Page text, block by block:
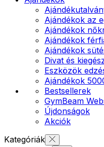
Ajándékok az
Ajándékok
Ajándékok
Ajándékok
Divat és
Eszközök
Ajándékok
Bestsellerek
GymBeam
Újdonságok
Akciók
Kategóriák